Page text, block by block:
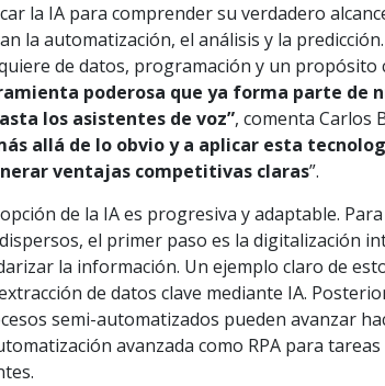
la IA para comprender su verdadero
la automatización, el análisis y la
de datos, programación y un propósito
poderosa que ya forma parte de
los asistentes de voz”, comenta Carlos
allá de lo obvio y a aplicar esta
ventajas competitivas claras”.
de la IA es progresiva y adaptable.
el primer paso es la digitalización
la información. Un ejemplo claro de
de datos clave mediante IA.
semi-automatizados pueden avanzar
avanzada como RPA para